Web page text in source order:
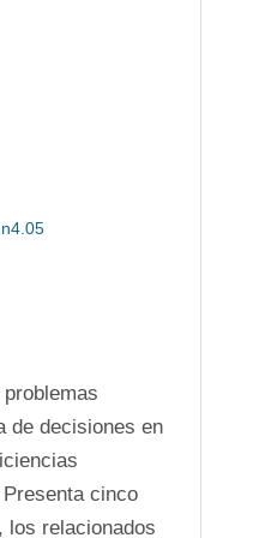
de decisiones en
cinco
los relacionados